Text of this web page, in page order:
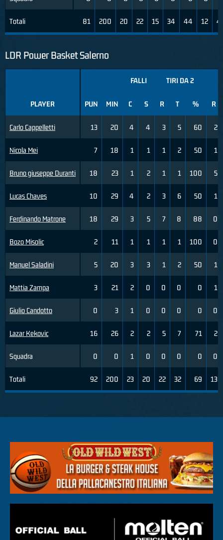
Totali 81 200 20 22 15 34 44 12
LDR Power Basket Salerno
PLAYER
Carlo Cappelletti
Nicola Mei
Bruno giuseppe Duranti
Lucas Chaves
Ferdinando Matrone
Bozo Misolic
Manuel Saladini
Mattia Zampa
Giulio Candotto
Lazar Kekovic
Squadra
Totali
FALLI TIRI DA 2
PUN MIN C S R T % R
13 20 4 4 3 5 60 2
7 18 1 1 1 2 50 1
18 23 1 2 1 1 100 5
10 29 4 2 3 6 50 1
18 29 3 5 7 8 88 0
2 11 1 1 1 1 100 0
5 20 3 3 1 2 50 1
3 21 2 0 0 0 0 1
0 3 1 0 0 0 0 0
16 26 2 2 5 7 71 2
0 0 1 0 0 0 0 0
92 200 23 20 22 32 69 13